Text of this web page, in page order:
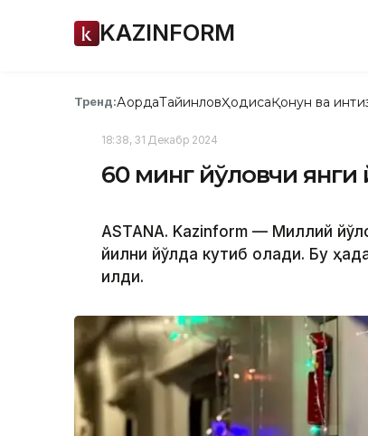
KAZINFORM
Тренд:АқордаТайинловҲодисаҚонун ва
18:38, 31 Декабр 2024
60 минг йўловчи
ASTANA. Kazinform — Миллий
йилни йўлда кутиб олади. Бу
қилди.